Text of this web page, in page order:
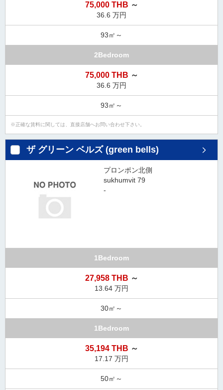
75,000 THB ～
36.6 万円
93㎡～
2Bedroom
75,000 THB ～
36.6 万円
93㎡～
正確な賃料に関しては、直接店舗へお問い合わせ下さい。
ザ グリーン ベルズ (green bells)
プロンポン北側
sukhumvit 79
-
1Bedroom
27,958 THB ～
13.64 万円
30㎡～
1Bedroom
35,194 THB ～
17.17 万円
50㎡～